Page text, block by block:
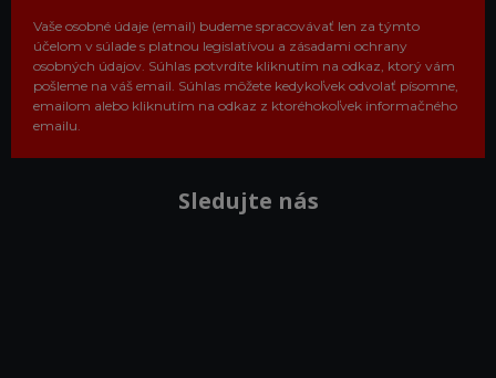
Vaše osobné údaje (email) budeme spracovávať len za týmto
účelom v súlade s platnou legislatívou a zásadami ochrany
osobných údajov. Súhlas potvrdíte kliknutím na odkaz, ktorý vám
pošleme na váš email. Súhlas môžete kedykoľvek odvolať písomne,
emailom alebo kliknutím na odkaz z ktoréhokoľvek informačného
emailu.
Sledujte nás